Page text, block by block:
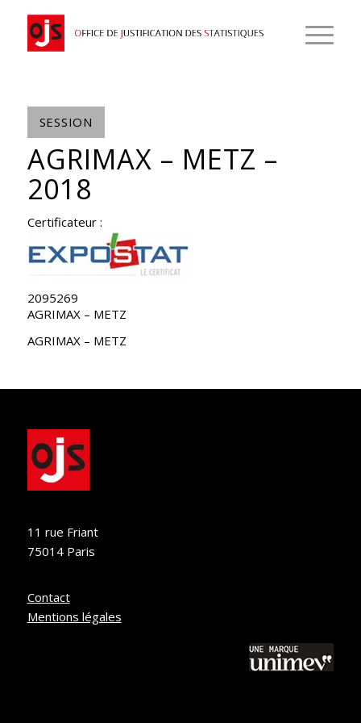
SESSION
AGRIMAX – METZ –
2018
Certificateur :
2095269
AGRIMAX – METZ
AGRIMAX – METZ
11 rue Friant
75014 Paris
Contact
Mentions légales